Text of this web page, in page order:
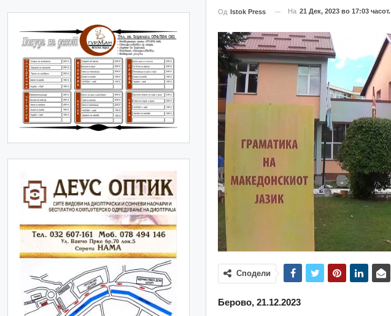
Од Istok Press На 21 Дек, 2023 во 17:03 часот.
Сподели
Берово, 21.12.2023